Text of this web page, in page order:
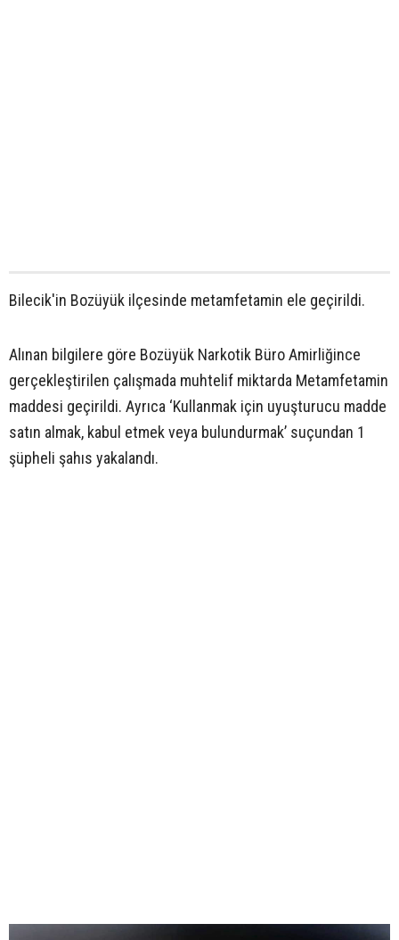
Bilecik'in Bozüyük ilçesinde metamfetamin ele geçirildi.
Alınan bilgilere göre Bozüyük Narkotik Büro Amirliğince
gerçekleştirilen çalışmada muhtelif miktarda Metamfetamin
maddesi geçirildi. Ayrıca ‘Kullanmak için uyuşturucu madde
satın almak, kabul etmek veya bulundurmak’ suçundan 1
şüpheli şahıs yakalandı.